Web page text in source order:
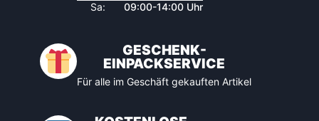
Sa:
09:00-14:00 Uhr
GESCHENK-
EINPACKSERVICE
Für alle im Geschäft gekauften Artikel